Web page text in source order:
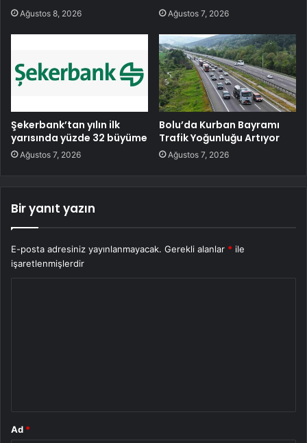
Ağustos 8, 2026 Ağustos 7, 2026
Şekerbank’tan yılın ilk
yarısında yüzde 32 büyüme
Ağustos 7, 2026
Bolu’da Kurban Bayramı
Trafik Yoğunluğu Artıyor
Ağustos 7, 2026
Bir yanıt yazın
E-posta adresiniz yayınlanmayacak. Gerekli alanlar * ile
işaretlenmişlerdir
Ad *